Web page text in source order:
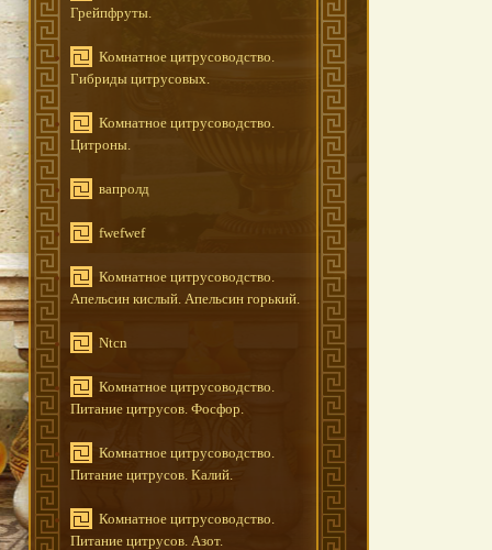
Грейпфруты.
Комнатное цитрусоводство.
Гибриды цитрусовых.
Комнатное цитрусоводство.
Цитроны.
вапролд
fwefwef
Комнатное цитрусоводство.
Апельсин кислый. Апельсин горький.
Ntcn
Комнатное цитрусоводство.
Питание цитрусов. Фосфор.
Комнатное цитрусоводство.
Питание цитрусов. Калий.
Комнатное цитрусоводство.
Питание цитрусов. Азот.